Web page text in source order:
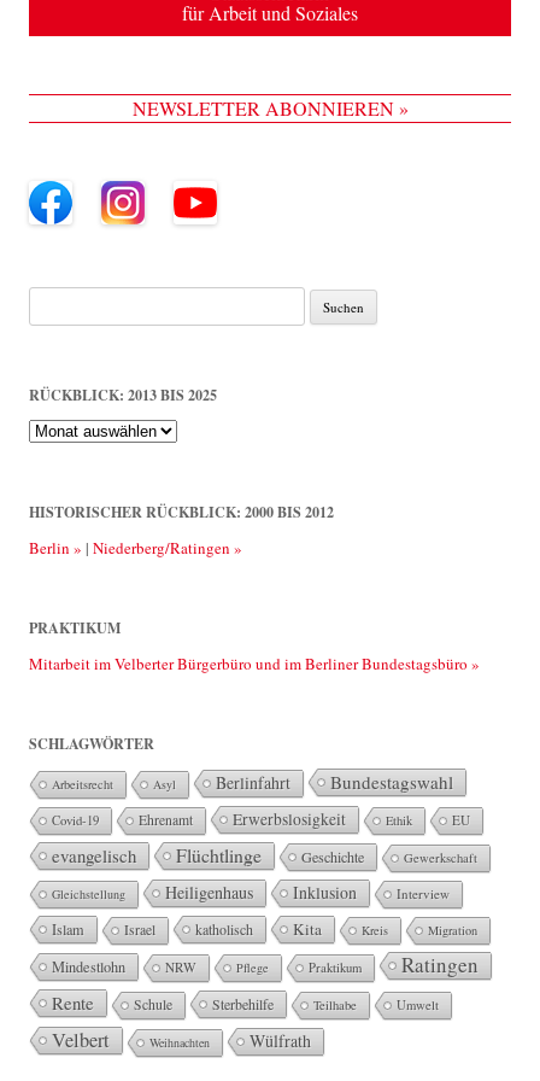
für Arbeit und Soziales
NEWSLETTER ABONNIEREN »
Suche
nach:
RÜCKBLICK: 2013 BIS 2025
Rückblick:
2013
HISTORISCHER RÜCKBLICK: 2000 BIS 2012
Berlin » | Niederberg/Ratingen »
PRAKTIKUM
Mitarbeit im Velberter Bürgerbüro und im Berliner Bundestagsbüro »
SCHLAGWÖRTER
Arbeitsrecht Asyl Berlinfahrt Bundestagswahl
Covid-19 Ehrenamt Erwerbslosigkeit Ethik EU
evangelisch Flüchtlinge Geschichte Gewerkschaft
Gleichstellung Heiligenhaus Inklusion Interview
Islam Israel katholisch Kita Kreis Migration
Mindestlohn NRW Pflege Praktikum Ratingen
Rente Schule Sterbehilfe Teilhabe Umwelt
Velbert Weihnachten Wülfrath